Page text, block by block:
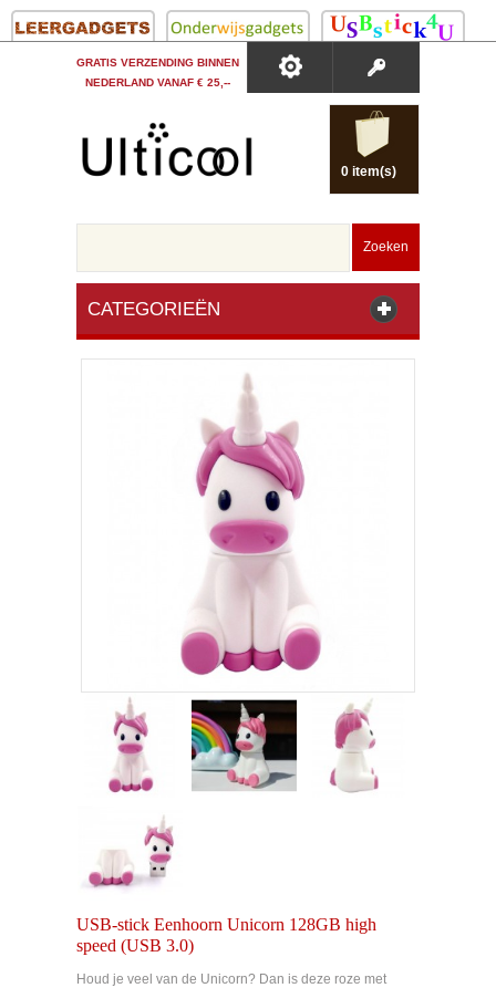
GRATIS VERZENDING BINNEN
NEDERLAND VANAF € 25,--
0 item(s)
Zoeken
CATEGORIEËN
USB-stick Eenhoorn Unicorn 128GB high
speed (USB 3.0)
Houd je veel van de Unicorn? Dan is deze roze met